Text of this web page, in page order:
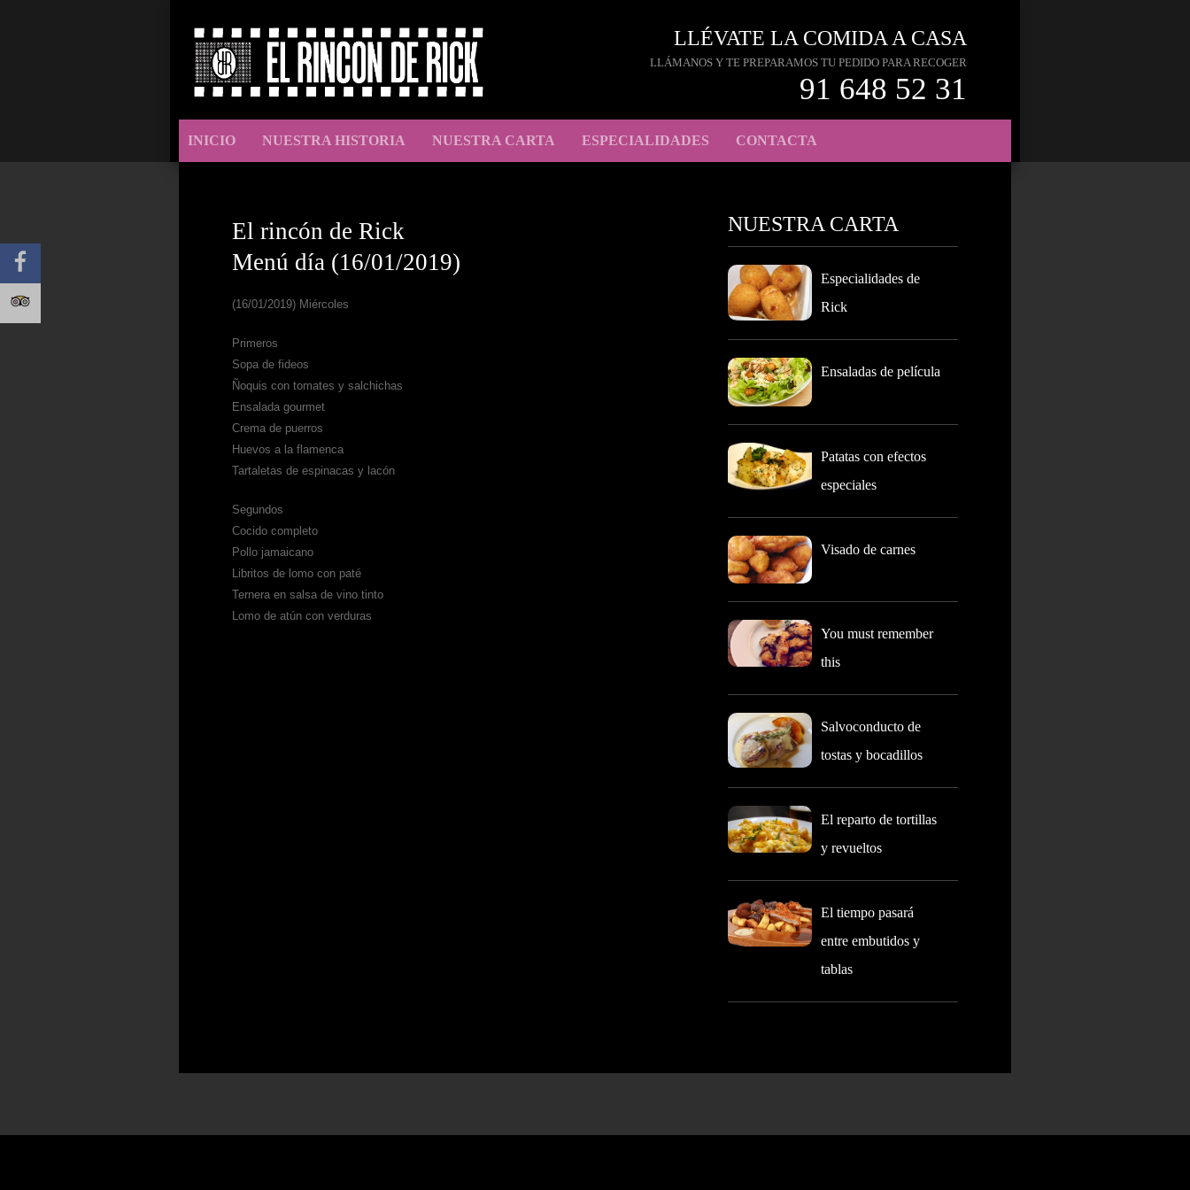
LLÉVATE LA COMIDA A CASA
LLÁMANOS Y TE PREPARAMOS TU PEDIDO PARA RECOGER
91 648 52 31
INICIO NUESTRA HISTORIA NUESTRA CARTA ESPECIALIDADES CONTACTA
El rincón de Rick
Menú día (16/01/2019)
(16/01/2019) Miércoles
Primeros
Sopa de fideos
Ñoquis con tomates y salchichas
Ensalada gourmet
Crema de puerros
Huevos a la flamenca
Tartaletas de espinacas y lacón
Segundos
Cocido completo
Pollo jamaicano
Libritos de lomo con paté
Ternera en salsa de vino tinto
Lomo de atún con verduras
NUESTRA CARTA
Especialidades de
Rick
Ensaladas de película
Patatas con efectos
especiales
Visado de carnes
You must remember
this
Salvoconducto de
tostas y bocadillos
El reparto de tortillas
y revueltos
El tiempo pasará
entre embutidos y
tablas